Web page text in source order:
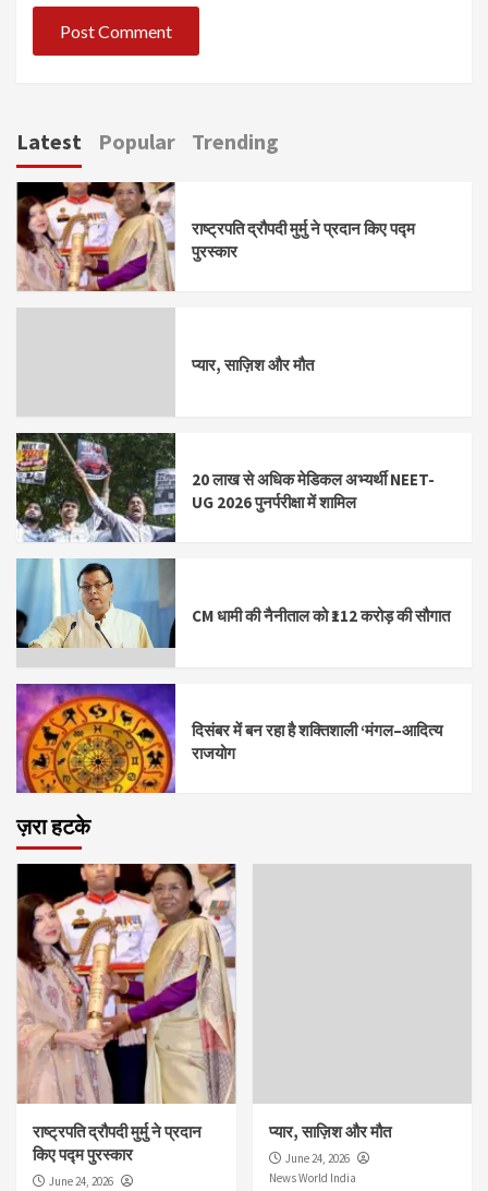
Latest Popular Trending
राष्ट्रपति द्रौपदी मुर्मु ने प्रदान किए पद्म
पुरस्कार
प्यार, साज़िश और मौत
20 लाख से अधिक मेडिकल अभ्यर्थी NEET-
UG 2026 पुनर्परीक्षा में शामिल
CM धामी की नैनीताल को ₹112 करोड़ की सौगात
दिसंबर में बन रहा है शक्तिशाली ‘मंगल–आदित्य
राजयोग
ज़रा हटके
राष्ट्रपति द्रौपदी मुर्मु ने प्रदान
किए पद्म पुरस्कार
June 24, 2026
प्यार, साज़िश और मौत
June 24, 2026
News World India